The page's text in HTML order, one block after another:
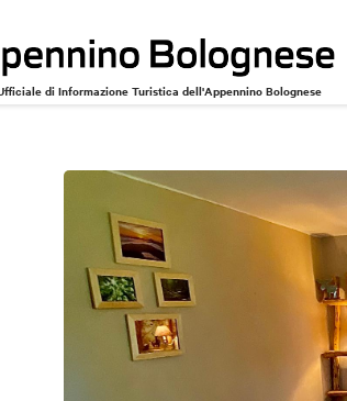
di Informazione Turistica dell'Appennino Bolognese